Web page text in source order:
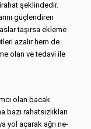
şeklinde­dir.
güçlendiren
taşırsa ekleme
azalır hem de
olan ve tedavi ile
olan bacak
rahatsızlıkları
yol açarak ağrı ne­